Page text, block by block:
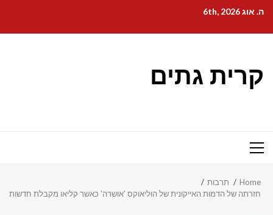
content
ה. אוג 6th, 2026
קרית גתים
Primary
Home
תרבות
חזרתה של הדמות האייקונית של הוליאוקס 'אושרה' כאשר קליאו מקבלת חדשות